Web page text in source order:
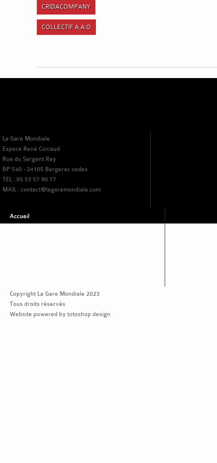
CRIDACOMPANY
COLLECTIF A.A.O
La Gare Mondiale
Espace René Coicaud
Rue du Sergent Rey
BP 540 - 24105 Bergerac cedex
TEL : 05 53 57 90 77
MAIL : contact@lagaremondiale.com
Accueil
Copyright La Gare Mondiale 2023
Tous droits réservés
Website powered by totoshop design